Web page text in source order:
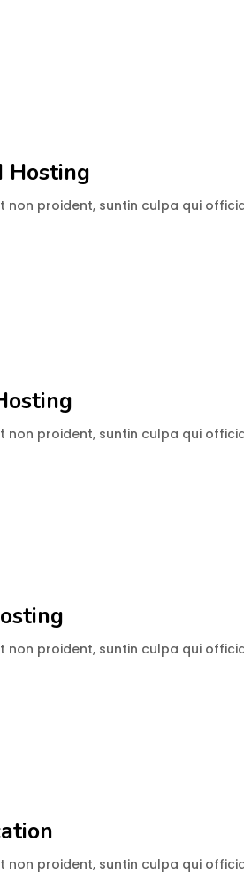
Hosting
proident, suntin culpa qui
proident, suntin culpa qui
proident, suntin culpa qui
proident, suntin culpa qui